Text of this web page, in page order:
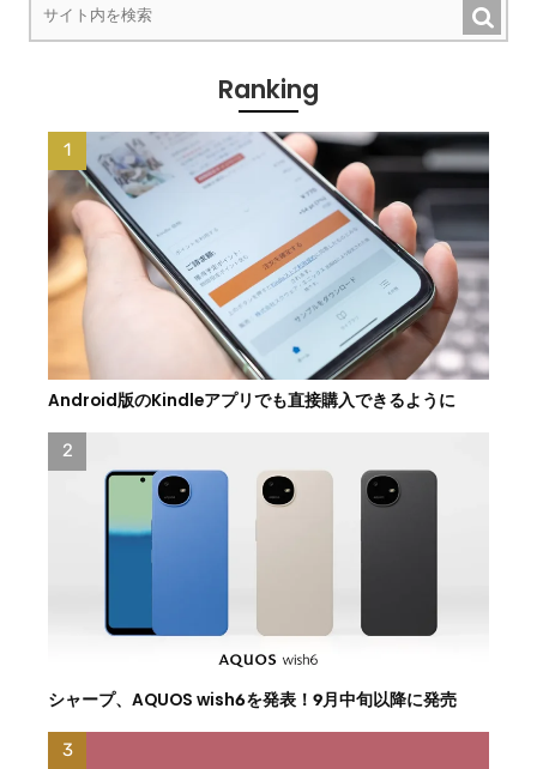
Ranking
Android版のKindleアプリでも直接購入できるように
シャープ、AQUOS wish6を発表！9月中旬以降に発売